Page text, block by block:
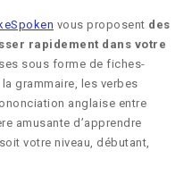
vous proposent des
rapidement dans votre
sous forme de fiches-
grammaire, les verbes
anglaise entre
amusante d’apprendre
votre niveau, débutant,